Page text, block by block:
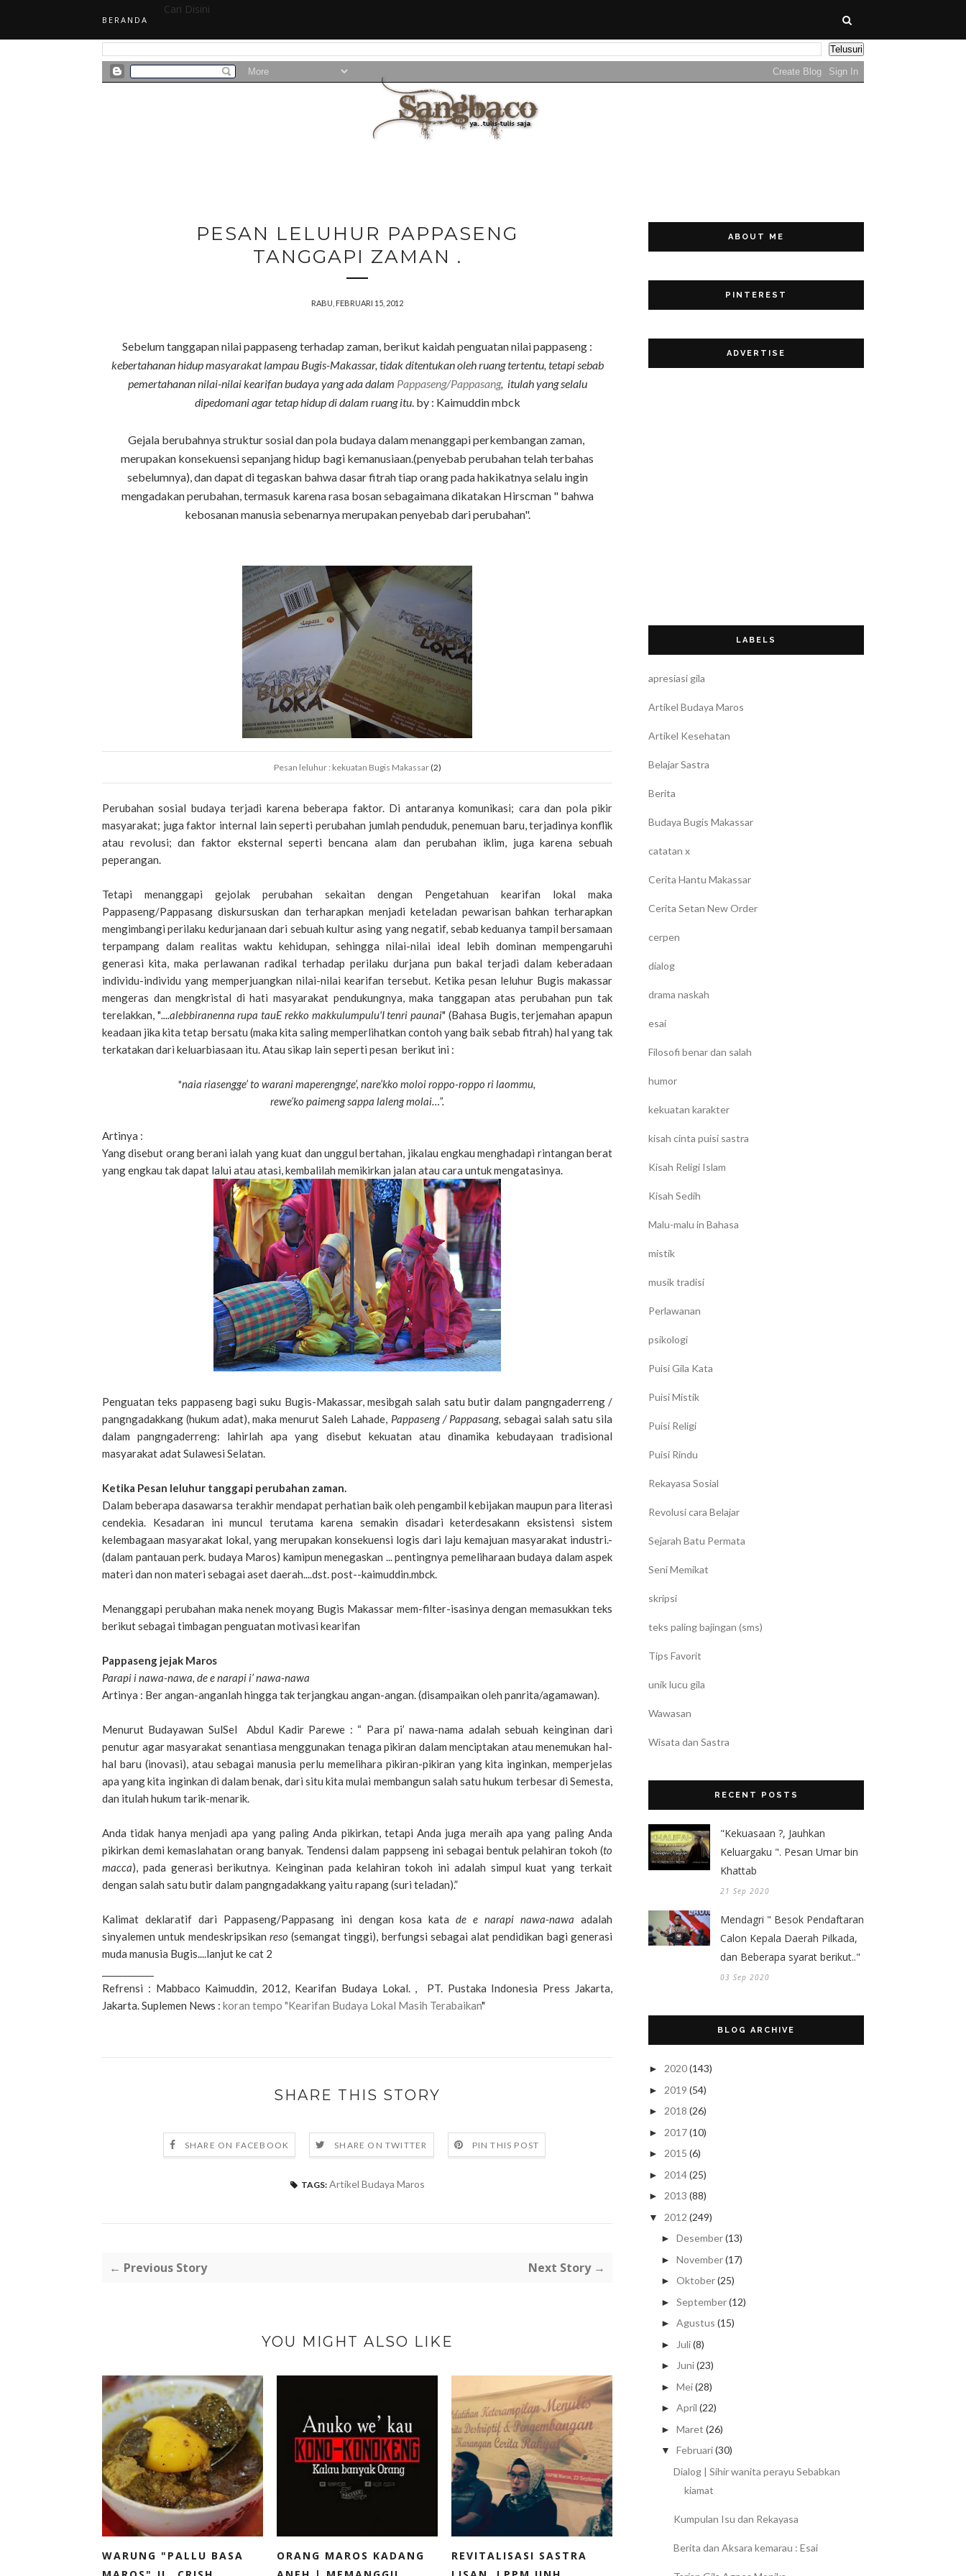
BERANDA
Cari Disini
PESAN LELUHUR PAPPASENG
TANGGAPI ZAMAN .
RABU, FEBRUARI 15, 2012
Sebelum tanggapan nilai pappaseng terhadap zaman, berikut kaidah penguatan nilai pappaseng :
kebertahanan hidup masyarakat lampau Bugis-Makassar, tidak ditentukan oleh ruang tertentu, tetapi sebab
pemertahanan nilai-nilai kearifan budaya yang ada dalam Pappaseng/Pappasang, itulah yang selalu
dipedomani agar tetap hidup di dalam ruang itu. by : Kaimuddin mbck
Gejala berubahnya struktur sosial dan pola budaya dalam menanggapi perkembangan zaman,
merupakan konsekuensi sepanjang hidup bagi kemanusiaan.(penyebab perubahan telah terbahas
sebelumnya), dan dapat di tegaskan bahwa dasar fitrah tiap orang pada hakikatnya selalu ingin
mengadakan perubahan, termasuk karena rasa bosan sebagaimana dikatakan Hirscman " bahwa
kebosanan manusia sebenarnya merupakan penyebab dari perubahan".
Pesan leluhur : kekuatan Bugis Makassar(2)
Perubahan sosial budaya terjadi karena beberapa faktor. Di antaranya komunikasi; cara dan pola pikir
masyarakat; juga faktor internal lain seperti perubahan jumlah penduduk, penemuan baru, terjadinya konflik
atau revolusi; dan faktor eksternal seperti bencana alam dan perubahan iklim, juga karena sebuah
peperangan.
Tetapi menanggapi gejolak perubahan sekaitan dengan Pengetahuan kearifan lokal maka
Pappaseng/Pappasang diskursuskan dan terharapkan menjadi keteladan pewarisan bahkan terharapkan
mengimbangi perilaku kedurjanaan dari sebuah kultur asing yang negatif, sebab keduanya tampil bersamaan
terpampang dalam realitas waktu kehidupan, sehingga nilai-nilai ideal lebih dominan mempengaruhi
generasi kita, maka perlawanan radikal terhadap perilaku durjana pun bakal terjadi dalam keberadaan
individu-individu yang memperjuangkan nilai-nilai kearifan tersebut. Ketika pesan leluhur Bugis makassar
mengeras dan mengkristal di hati masyarakat pendukungnya, maka tanggapan atas perubahan pun tak
terelakkan, "....alebbiranenna rupa tauE rekko makkulumpulu'I tenri paunai" (Bahasa Bugis, terjemahan apapun
keadaan jika kita tetap bersatu (maka kita saling memperlihatkan contoh yang baik sebab fitrah) hal yang tak
terkatakan dari keluarbiasaan itu. Atau sikap lain seperti pesan berikut ini :
*naia riasengge’ to warani maperengnge’, nare’kko moloi roppo-roppo ri laommu,
rewe’ko paimeng sappa laleng molai…”.
Artinya :
Yang disebut orang berani ialah yang kuat dan unggul bertahan, jikalau engkau menghadapi rintangan berat
yang engkau tak dapat lalui atau atasi, kembalilah memikirkan jalan atau cara untuk mengatasinya.
Penguatan teks pappaseng bagi suku Bugis-Makassar, mesibgah salah satu butir dalam pangngaderreng /
pangngadakkang (hukum adat), maka menurut Saleh Lahade, Pappaseng / Pappasang, sebagai salah satu sila
dalam pangngaderreng: lahirlah apa yang disebut kekuatan atau dinamika kebudayaan tradisional
masyarakat adat Sulawesi Selatan.
Ketika Pesan leluhur tanggapi perubahan zaman.
Dalam beberapa dasawarsa terakhir mendapat perhatian baik oleh pengambil kebijakan maupun para literasi
cendekia. Kesadaran ini muncul terutama karena semakin disadari keterdesakann eksistensi sistem
kelembagaan masyarakat lokal, yang merupakan konsekuensi logis dari laju kemajuan masyarakat industri.-
(dalam pantauan perk. budaya Maros) kamipun menegaskan ... pentingnya pemeliharaan budaya dalam aspek
materi dan non materi sebagai aset daerah....dst. post--kaimuddin.mbck.
Menanggapi perubahan maka nenek moyang Bugis Makassar mem-filter-isasinya dengan memasukkan teks
berikut sebagai timbagan penguatan motivasi kearifan
Pappaseng jejak Maros
Parapi i nawa-nawa, de e narapi i’ nawa-nawa
Artinya : Ber angan-anganlah hingga tak terjangkau angan-angan. (disampaikan oleh panrita/agamawan).
Menurut Budayawan SulSel Abdul Kadir Parewe : “ Para pi’ nawa-nama adalah sebuah keinginan dari
penutur agar masyarakat senantiasa menggunakan tenaga pikiran dalam menciptakan atau menemukan hal-
hal baru (inovasi), atau sebagai manusia perlu memelihara pikiran-pikiran yang kita inginkan, memperjelas
apa yang kita inginkan di dalam benak, dari situ kita mulai membangun salah satu hukum terbesar di Semesta,
dan itulah hukum tarik-menarik.
Anda tidak hanya menjadi apa yang paling Anda pikirkan, tetapi Anda juga meraih apa yang paling Anda
pikirkan demi kemaslahatan orang banyak. Tendensi dalam pappseng ini sebagai bentuk pelahiran tokoh (to
macca), pada generasi berikutnya. Keinginan pada kelahiran tokoh ini adalah simpul kuat yang terkait
dengan salah satu butir dalam pangngadakkang yaitu rapang (suri teladan).”
Kalimat deklaratif dari Pappaseng/Pappasang ini dengan kosa katade e narapi nawa-nawaadalah
sinyalemen untuk mendeskripsikan reso (semangat tinggi), berfungsi sebagai alat pendidikan bagi generasi
muda manusia Bugis....lanjut ke cat 2
Refrensi : Mabbaco Kaimuddin, 2012, Kearifan Budaya Lokal. , PT. Pustaka Indonesia Press Jakarta,
Jakarta.Suplemen News : koran tempo "Kearifan Budaya Lokal Masih Terabaikan"
SHARE THIS STORY
SHARE ON FACEBOOK SHARE ON TWITTER PIN THIS POST
TAGS: Artikel Budaya Maros
← Previous Story Next Story →
YOU MIGHT ALSO LIKE
WARUNG "PALLU BASA
ORANG MAROS KADANG
REVITALISASI SASTRA
ABOUT ME
PINTEREST
ADVERTISE
LABELS
apresiasi gila
Artikel Budaya Maros
Artikel Kesehatan
Belajar Sastra
Berita
Budaya Bugis Makassar
catatan x
Cerita Hantu Makassar
Cerita Setan New Order
cerpen
dialog
drama naskah
esai
Filosofi benar dan salah
humor
kekuatan karakter
kisah cinta puisi sastra
Kisah Religi Islam
Kisah Sedih
Malu-malu in Bahasa
mistik
musik tradisi
Perlawanan
psikologi
Puisi Gila Kata
Puisi Mistik
Puisi Religi
Puisi Rindu
Rekayasa Sosial
Revolusi cara Belajar
Sejarah Batu Permata
Seni Memikat
skripsi
teks paling bajingan (sms)
Tips Favorit
unik lucu gila
Wawasan
Wisata dan Sastra
RECENT POSTS
"Kekuasaan ?, Jauhkan
Keluargaku ". Pesan Umar bin
Khattab
21 Sep 2020
Mendagri " Besok Pendaftaran
Calon Kepala Daerah Pilkada,
dan Beberapa syarat berikut.."
03 Sep 2020
BLOG ARCHIVE
► 2020(143)
► 2019 (54)
► 2018 (26)
► 2017(10)
► 2015 (6)
► 2014(25)
► 2013 (88)
▼ 2012 (249)
► Desember(13)
► November(17)
► Oktober(25)
► September(12)
► Agustus (15)
► Juli(8)
► Juni(23)
► Mei(28)
► April (22)
► Maret (26)
▼ Februari(30)
Dialog | Sihir wanita perayu Sebabkan
kiamat
Kumpulan Isu dan Rekayasa
Berita dan Aksara kemarau : Esai